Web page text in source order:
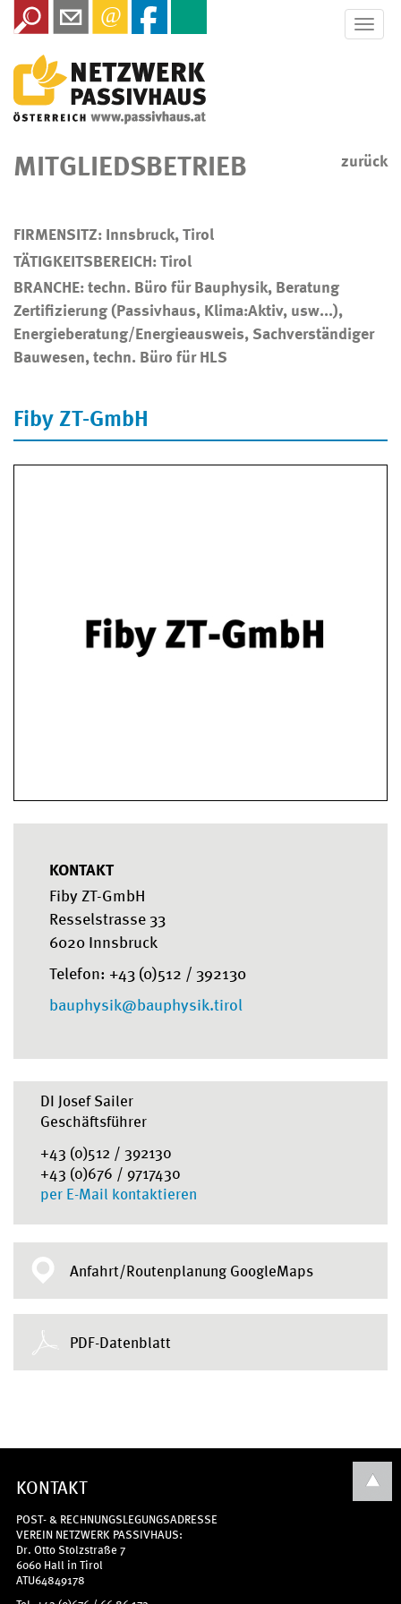
Toggle
MITGLIEDSBETRIEB zurück
FIRMENSITZ: Innsbruck, Tirol
TÄTIGKEITSBEREICH: Tirol
BRANCHE: techn. Büro für Bauphysik, Beratung
Zertifizierung (Passivhaus, Klima:Aktiv, usw...),
Energieberatung/Energieausweis, Sachverständiger
Bauwesen, techn. Büro für HLS
Fiby ZT-GmbH
KONTAKT
Fiby ZT-GmbH
Resselstrasse 33
6020 Innsbruck
Telefon: +43 (0)512 / 392130
bauphysik@bauphysik.tirol
DI Josef Sailer
Geschäftsführer
+43 (0)512 / 392130
+43 (0)676 / 9717430
per E-Mail kontaktieren
Anfahrt/Routenplanung GoogleMaps
PDF-Datenblatt
KONTAKT
POST- & RECHNUNGSLEGUNGSADRESSE
VEREIN NETZWERK PASSIVHAUS:
Dr. Otto Stolzstraße 7
6060 Hall in Tirol
ATU64849178